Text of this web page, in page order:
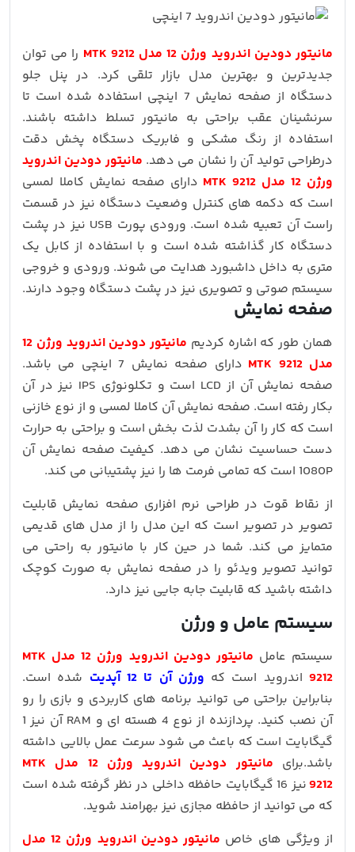
مانیتور دودین اندروید ورژن 12 مدل MTK 9212
را می توان
جدیدترین و بهترین مدل بازار تلقی کرد. در پنل جلو
دستگاه از صفحه نمایش 7 اینچی استفاده شده است تا
سرنشینان عقب براحتی به مانیتور تسلط داشته باشند.
استفاده از رنگ مشکی و فابریک دستگاه پخش دقت
درطراحی تولید آن را نشان می دهد. مانیتور دودین اندروید
ورژن 12 مدل MTK 9212
دارای صفحه نمایش کاملا لمسی
است که دکمه های کنترل وضعیت دستگاه نیز در قسمت
راست آن تعبیه شده است. ورودی پورت USB نیز در پشت
دستگاه کار گذاشته شده است و با استفاده از کابل یک
متری به داخل داشبورد هدایت می شوند. ورودی و خروجی
سیستم صوتی و تصویری نیز در پشت دستگاه وجود دارند.
صفحه نمایش
همان طور که اشاره کردیم
مانیتور دودین اندروید ورژن 12
مدل MTK 9212
دارای صفحه نمایش 7 اینچی می باشد.
صفحه نمایش آن از LCD است و تکلونوژی IPS نیز در آن
بکار رفته است. صفحه نمایش آن کاملا لمسی و از نوع خازنی
است که کار را آن بشدت لذت بخش است و براحتی به حرارت
دست حساسیت نشان می دهد. کیفیت صفحه نمایش آن
1080P است که تمامی فرمت ها را نیز پشتیبانی می کند.
از نقاط قوت در طراحی نرم افزاری صفحه نمایش قابلیت
تصویر در تصویر است که این مدل را از مدل های قدیمی
متمایز می کند. شما در حین کار با مانیتور به راحتی می
توانید تصویر ویدئو را در صفحه نمایش به صورت کوچک
داشته باشید که قابلیت جابه جایی نیز دارد.
سیستم عامل و ورژن
سیستم عامل
مانیتور دودین اندروید ورژن 12 مدل MTK
9212اندروید است که ورژن آن تا 12 آپدیت
شده است.
بنابراین براحتی می توانید برنامه های کاربردی و بازی را رو
آن نصب کنید. پردازنده از نوع 4 هسته ای و RAM آن نیز 1
گیگابایت است که باعث می شود سرعت عمل بالایی داشته
باشد.برای
مانیتور دودین اندروید ورژن 12 مدل MTK
9212
نیز 16 گیگابایت حافظه داخلی در نظر گرفته شده است
که می توانید از حافظه مجازی نیز بهرامند شوید.
از ویژگی های خاص
مانیتور دودین اندروید ورژن 12 مدل